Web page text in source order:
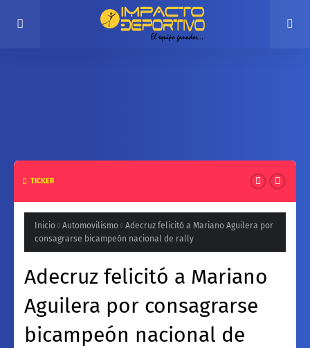
TICKER
una dramática definición por penales
Inicio Automovilismo
Adecruz felicitó a Mariano Aguilera por
consagrarse bicampeón nacional de rally
Adecruz felicitó a Mariano
Aguilera por consagrarse
bicampeón nacional de